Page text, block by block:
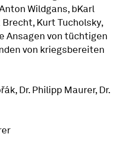
Wildgans, bKarl
Kurt Tucholsky,
Ansagen von tüchtigen
von kriegsbereiten
Dr. Philipp Maurer, Dr.